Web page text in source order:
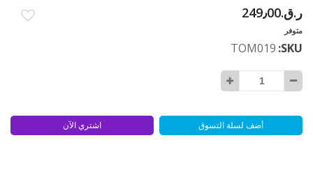
ر.ق.‏249٫00
متوفر
SKU
TOM019
أضف لسلة التسوق اشتري الآن